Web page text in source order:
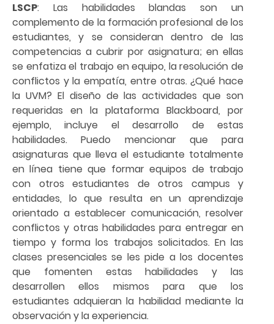
LSCP: Las habilidades blandas son un
complemento de la formación profesional de los
estudiantes, y se consideran dentro de las
competencias a cubrir por asignatura; en ellas
se enfatiza el trabajo en equipo, la resolución de
conflictos y la empatía, entre otras. ¿Qué hace
la UVM? El diseño de las actividades que son
requeridas en la plataforma Blackboard, por
ejemplo, incluye el desarrollo de estas
habilidades. Puedo mencionar que para
asignaturas que lleva el estudiante totalmente
en línea tiene que formar equipos de trabajo
con otros estudiantes de otros campus y
entidades, lo que resulta en un aprendizaje
orientado a establecer comunicación, resolver
conflictos y otras habilidades para entregar en
tiempo y forma los trabajos solicitados. En las
clases presenciales se les pide a los docentes
que fomenten estas habilidades y las
desarrollen ellos mismos para que los
estudiantes adquieran la habilidad mediante la
observación y la experiencia.